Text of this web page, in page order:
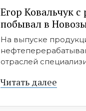
Егор Ковальчук
побывал в
На выпуске
отраслей
Читать далее